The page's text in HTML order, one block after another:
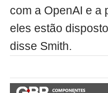
com a OpenAI e a
eles estão
disse Smith.